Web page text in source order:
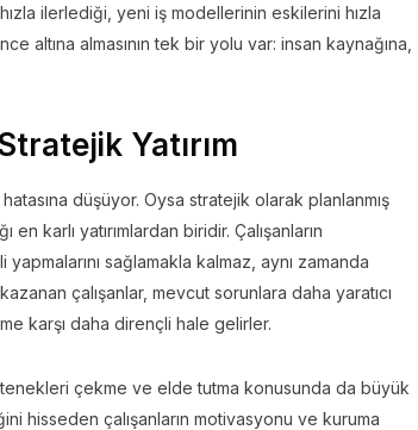
ilerlediği, yeni iş modellerinin eskilerini hızla
altına almasının tek bir yolu var: insan kaynağına,
Yatırım
düşüyor. Oysa stratejik olarak planlanmış
karlı yatırımlardan biridir. Çalışanların
sağlamakla kalmaz, aynı zamanda
çalışanlar, mevcut sorunlara daha yaratıcı
karşı daha dirençli hale gelirler.
çekme ve elde tutma konusunda da büyük
hisseden çalışanların motivasyonu ve kuruma